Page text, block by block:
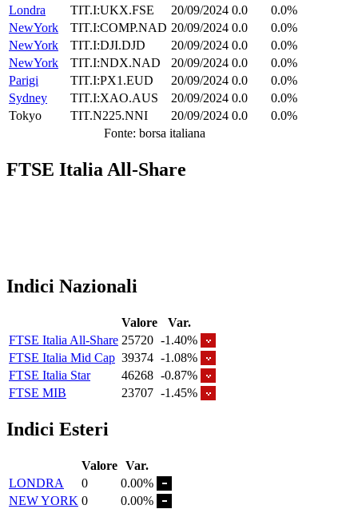
Londra
TIT.I:UKX.FSE 20/09/2024 0.0
0.0%
NewYork
TIT.I:COMP.NAD 20/09/2024 0.0
0.0%
NewYork
TIT.I:DJI.DJD 20/09/2024 0.0
0.0%
NewYork
TIT.I:NDX.NAD 20/09/2024 0.0
0.0%
Parigi
TIT.I:PX1.EUD 20/09/2024 0.0
0.0%
Sydney
TIT.I:XAO.AUS 20/09/2024 0.0
0.0%
Tokyo
TIT.N225.NNI 20/09/2024 0.0
0.0%
Fonte: borsa italiana
FTSE Italia All-Share
Indici Nazionali
Valore
Var.
FTSE Italia All-Share 25720 -1.40%
FTSE Italia Mid Cap 39374 -1.08%
FTSE Italia Star
46268 -0.87%
FTSE MIB
23707 -1.45%
Indici Esteri
Valore Var.
LONDRA
0
0.00%
NEW YORK 0
0.00%